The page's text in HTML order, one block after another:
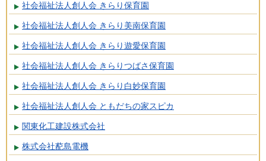
社会福祉法人創人会 きらり保育園
社会福祉法人創人会 きらり美南保育園
社会福祉法人創人会 きらり遊愛保育園
社会福祉法人創人会 きらりつばさ保育園
社会福祉法人創人会 きらり白妙保育園
社会福祉法人創人会 ともだちの家スピカ
関東化工建設株式会社
株式会社蓜島電機